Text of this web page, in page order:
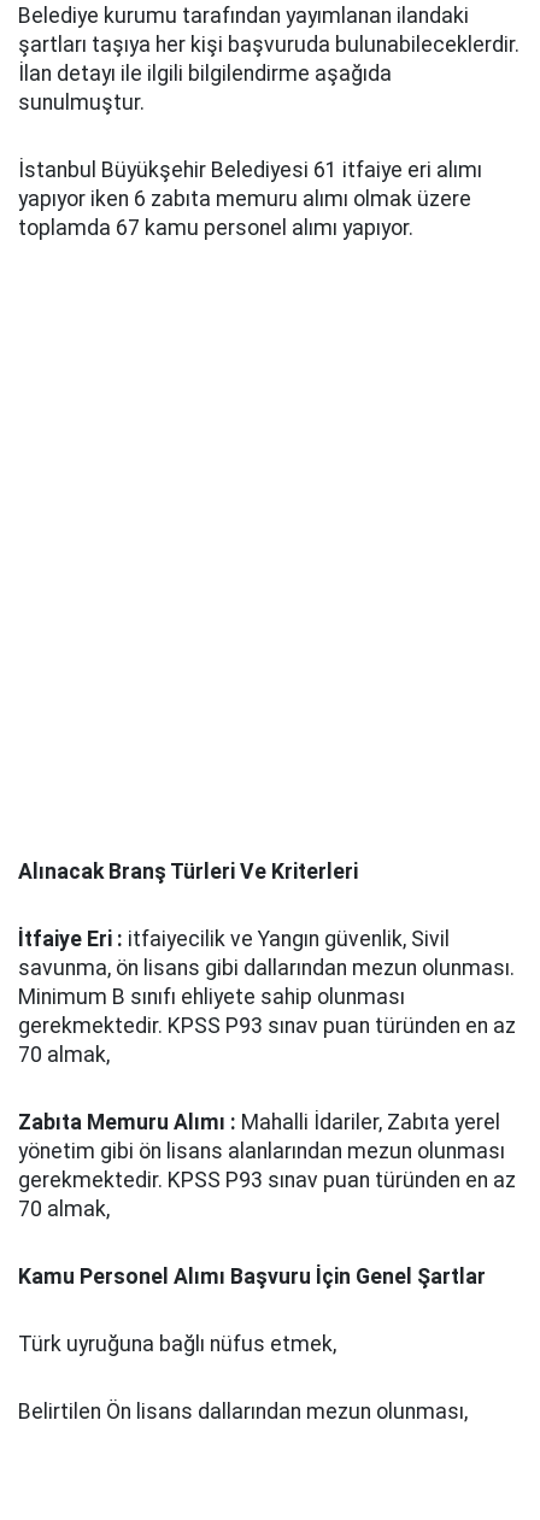
Belediye kurumu tarafından yayımlanan ilandaki
şartları taşıya her kişi başvuruda bulunabileceklerdir.
İlan detayı ile ilgili bilgilendirme aşağıda
sunulmuştur.
İstanbul Büyükşehir Belediyesi 61 itfaiye eri alımı
yapıyor iken 6 zabıta memuru alımı olmak üzere
toplamda 67 kamu personel alımı yapıyor.
Alınacak Branş Türleri Ve Kriterleri
İtfaiye Eri : itfaiyecilik ve Yangın güvenlik, Sivil
savunma, ön lisans gibi dallarından mezun olunması.
Minimum B sınıfı ehliyete sahip olunması
gerekmektedir. KPSS P93 sınav puan türünden en az
70 almak,
Zabıta Memuru Alımı : Mahalli İdariler, Zabıta yerel
yönetim gibi ön lisans alanlarından mezun olunması
gerekmektedir. KPSS P93 sınav puan türünden en az
70 almak,
Kamu Personel Alımı Başvuru İçin Genel Şartlar
Türk uyruğuna bağlı nüfus etmek,
Belirtilen Ön lisans dallarından mezun olunması,